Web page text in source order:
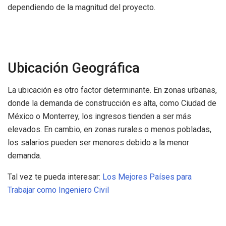
dependiendo de la magnitud del proyecto.
Ubicación Geográfica
La ubicación es otro factor determinante. En zonas urbanas,
donde la demanda de construcción es alta, como Ciudad de
México o Monterrey, los ingresos tienden a ser más
elevados. En cambio, en zonas rurales o menos pobladas,
los salarios pueden ser menores debido a la menor
demanda.
Tal vez te pueda interesar: Los Mejores Países para
Trabajar como Ingeniero Civil